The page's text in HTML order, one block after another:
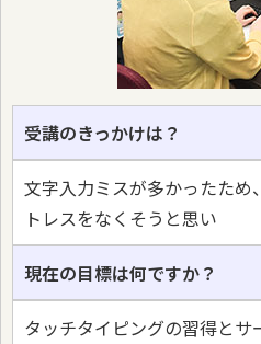
受講のきっかけは？
文字入力ミスが多かったた
トレスをなくそうと思い
現在の目標は何ですか？
タッチタイピングの習得と